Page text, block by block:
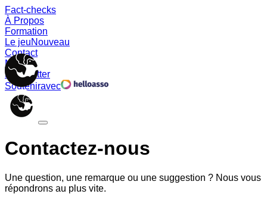
Fact-checks
À Propos
Formation
Le jeuNouveau
Contact
Memes
Newsletter
Souteniravec
Contactez-nous
Une question, une remarque ou une suggestion ? Nous vous
répondrons au plus vite.